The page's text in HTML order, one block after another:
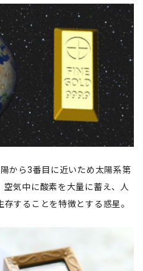
から3番目に近いため太陽系第
気中に酸素を大量に蓄え、人
することを特徴とする惑星。